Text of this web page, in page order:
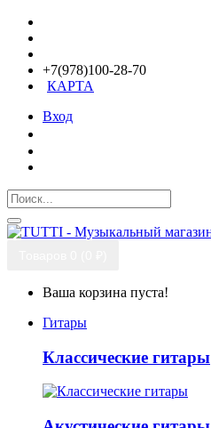
+7(978)100-28-70
КАРТА
Вход
Ваша корзина пуста!
Гитары
Классические гитары